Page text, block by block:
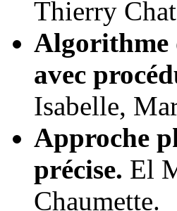
Thierry
Algorithme
avec
Isabelle,
Approche
précise. El
Chaumette.